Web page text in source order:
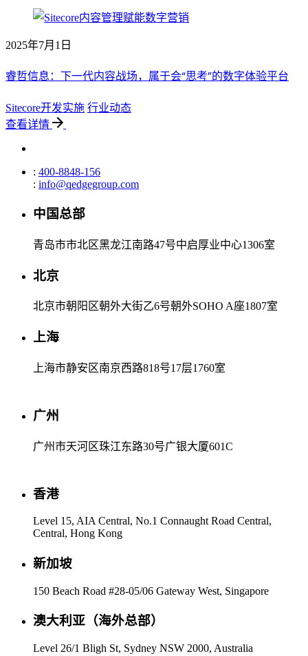
2025年7月1日
睿哲信息：下一代内容战场，属于会“思考”的数字体验平台
Sitecore开发实施 行业动态
查看详情
: 400-8848-156
: info@qedgegroup.com
中国总部
青岛市市北区黑龙江南路47号中启厚业中心1306室
北京
北京市朝阳区朝外大街乙6号朝外SOHO A座1807室
上海
上海市静安区南京西路818号17层1760室
广州
广州市天河区珠江东路30号广银大厦601C
香港
Level 15, AIA Central, No.1 Connaught Road Central,
Central, Hong Kong
新加坡
150 Beach Road #28-05/06 Gateway West, Singapore
澳大利亚（海外总部）
Level 26/1 Bligh St, Sydney NSW 2000, Australia